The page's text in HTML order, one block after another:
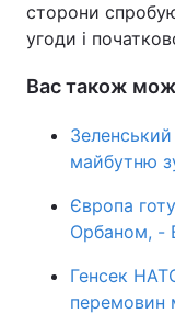
сторони
угоди і
Вас також
майбутню
Європа
Орбаном, -
Генсек
перемовин